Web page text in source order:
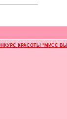
КРАСОТЫ "МИСС